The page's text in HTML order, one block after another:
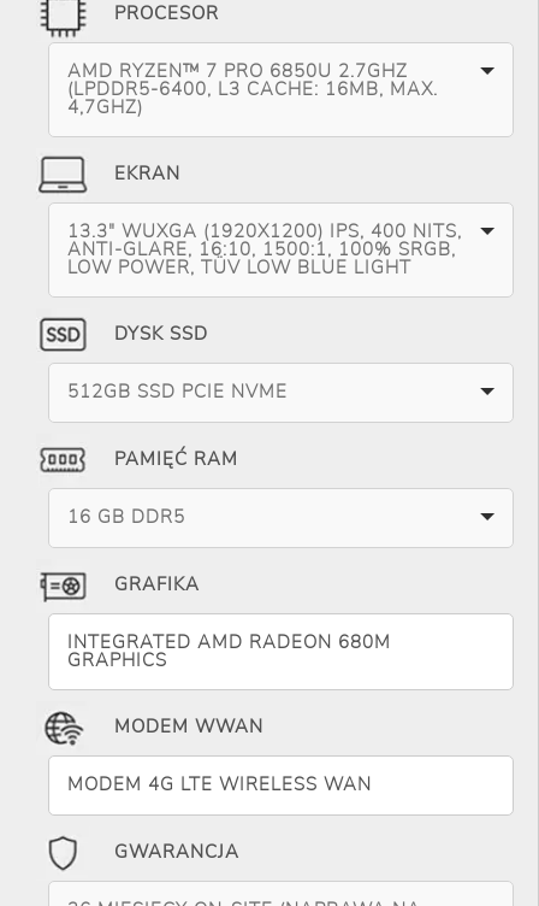
PROCESOR
AMD RYZEN™ 7 PRO 6850U 2.7GHZ
(LPDDR5-6400, L3 CACHE: 16MB, MAX.
4,7GHZ)
EKRAN
13.3" WUXGA (1920X1200) IPS, 400 NITS,
ANTI-GLARE, 16:10, 1500:1, 100% SRGB,
LOW POWER, TÜV LOW BLUE LIGHT
DYSK SSD
512GB SSD PCIE NVME
PAMIĘĆ RAM
16 GB DDR5
GRAFIKA
INTEGRATED AMD RADEON 680M
GRAPHICS
MODEM WWAN
MODEM 4G LTE WIRELESS WAN
GWARANCJA